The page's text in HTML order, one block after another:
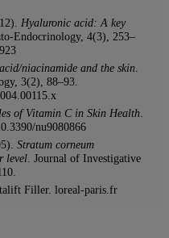
Hyaluronic acid: A key
Endocrinology, 4(3), 253–
niacinamide and the skin
3(2), 88–93.
of Vitamin C in Skin Health
nu9080866
Stratum corneum
level . Journal of Investigative
Filler. loreal-paris.fr